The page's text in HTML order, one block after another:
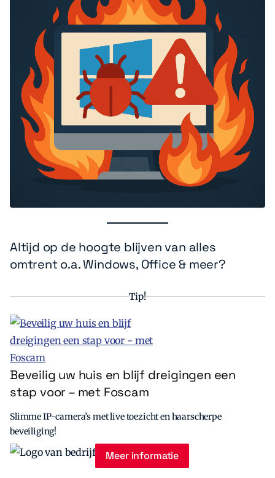
Altijd op de hoogte blijven van alles
omtrent o.a. Windows, Office & meer?
Tip!
Beveilig uw huis en blijf dreigingen een
stap voor – met Foscam
Slimme IP-camera’s met live toezicht en haarscherpe
beveiliging!
Meer informatie